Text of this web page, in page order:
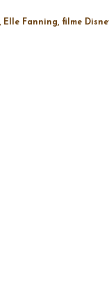
Elle Fanning filme